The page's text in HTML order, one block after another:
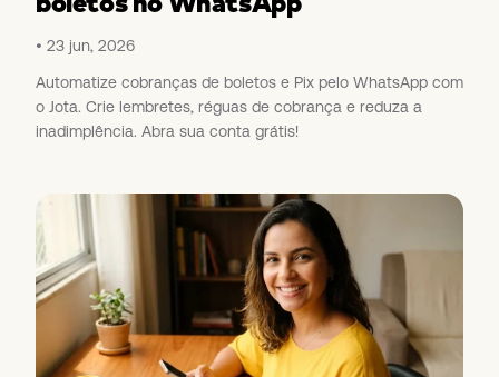
23 jun, 2026
Automatize cobranças de boletos e Pix pelo WhatsApp com
o Jota. Crie lembretes, réguas de cobrança e reduza a
inadimplência. Abra sua conta grátis!